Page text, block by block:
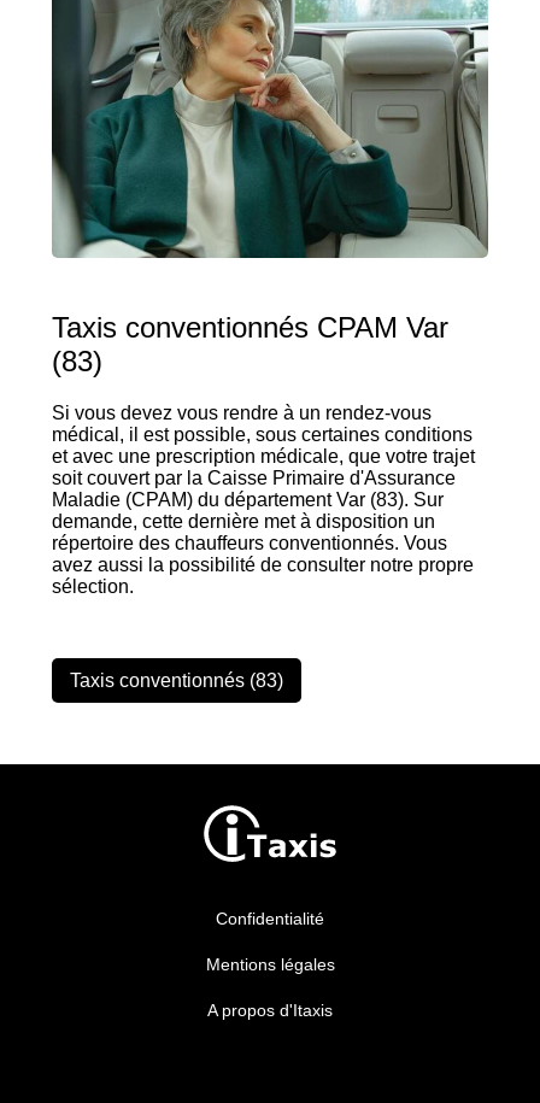
Taxis conventionnés CPAM Var
(83)
Si vous devez vous rendre à un rendez-vous
médical, il est possible, sous certaines conditions
et avec une prescription médicale, que votre trajet
soit couvert par la Caisse Primaire d'Assurance
Maladie (CPAM) du département Var (83). Sur
demande, cette dernière met à disposition un
répertoire des chauffeurs conventionnés. Vous
avez aussi la possibilité de consulter notre propre
sélection.
Taxis conventionnés (83)
Confidentialité
Mentions légales
A propos d'Itaxis